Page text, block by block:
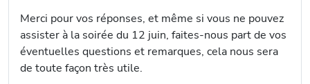
Merci pour vos réponses, et même si vous ne pouvez
assister à la soirée du 12 juin, faites-nous part de vos
éventuelles questions et remarques, cela nous sera
de toute façon très utile.